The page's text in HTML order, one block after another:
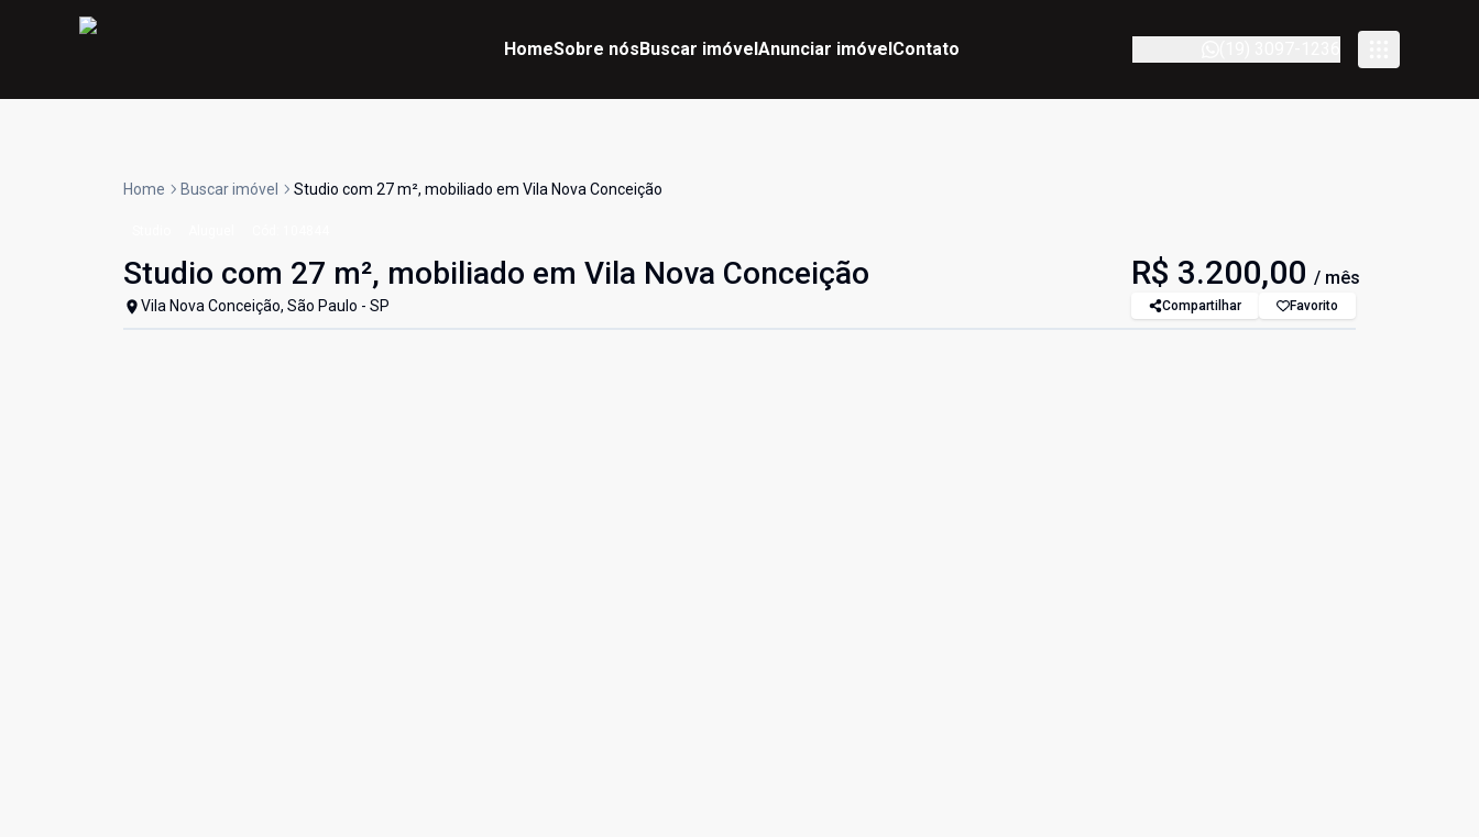
HomeSobre nósBuscar imóvelAnunciar imóvelContato
Home Buscar imóvel Studio com 27 m², mobiliado em Vila Nova Conceição
Studio com 27 m², mobiliado em Vila Nova Conceição
Vila Nova Conceição, São Paulo - SP
R$ 3.200,00 / mês
Compartilhar Favorito